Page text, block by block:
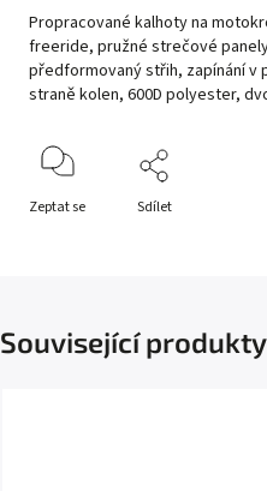
Propracované kalhoty na
freeride, pružné strečové
předformovaný střih, zapínání v
straně kolen, 600D polyester,
Zeptat se Sdílet
Související produkty